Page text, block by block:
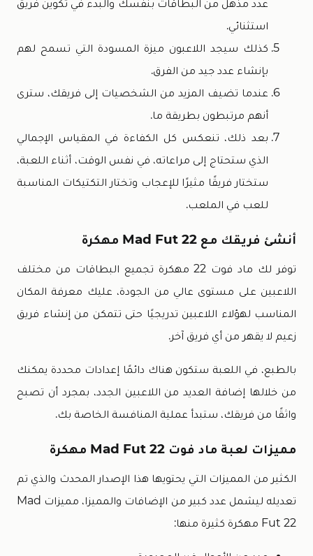
عدد مذهل من البطاقات بنفسك والبدء في تكوين فريق
استثنائي.
كذلك سيجد اللاعبون ميزة المسودة التي تسمح لهم
بإنشاء عدد جيد من الفرق.
عندما تضيف المزيد من الشخصيات إلى فريقك، سترى
أنهم مرتبطون بطريقة ما.
بعد ذلك، تنعكس كل الكفاءة في المقياس الإجمالي
الذي ستحتاج إلى مراعاته، في نفس الوقت، أثناء اللعبة،
ستختار فريقًا مثيرًا للإعجاب وتختار التكتيكات المناسبة
للعب في الملعب.
أنشئ فريقك مع Mad Fut 22 مهكرة
توفر لك ماد فوت 22 مهكرة تجميع البطاقات من مختلف
اللاعبين على مستوى عالي من الجودة، عليك معرفة المكان
المناسب لهؤلاء اللاعبين تدريجيًا حتى تتمكن من إنشاء فريق
زعيم لا يقهر من أي فريق آخر.
بالطبع، في اللعبة ستكون هناك دائمًا إعدادات محددة يمكنك
من خلالها إضافة العديد من اللاعبين الجدد، بمجرد أن تصبح
واثقًا من فريقك، ستبدأ عملية المنافسة الخاصة بك.
مميزات لعبة ماد فوت Mad Fut 22 مهكرة
الكثير من المميزات التي يحتويها هذا الإصدار المحدث والذي تم
تعديله ليشمل عدد كبير من الإضافات والمميزا، مميزات Mad
Fut 22 مهكرة كثيرة منها: